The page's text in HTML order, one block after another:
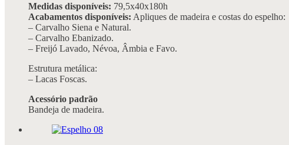
Medidas disponíveis: 79,5x40x180h
Acabamentos disponíveis: Apliques de madeira e costas do espelho:
– Carvalho Siena e Natural.
– Carvalho Ebanizado.
– Freijó Lavado, Névoa, Âmbia e Favo.
Estrutura metálica:
– Lacas Foscas.
Acessório padrão
Bandeja de madeira.